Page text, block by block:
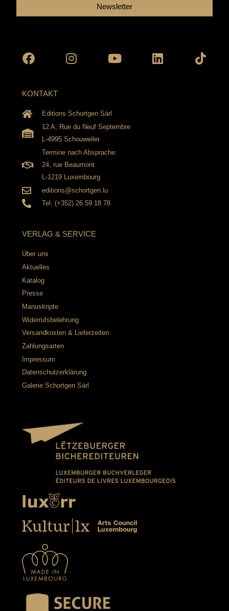
Newsletter
KONTAKT
Editions Schortgen Sàrl
12 A, Rue du Neuf Septembre
L-4995 Schouweiler
Termine nach Absprache:
24, rue Beaumont
L-1219 Luxembourg
editions@schortgen.lu
Tel: (+352) 26 59 18 78
VERLAG & SERVICE
Über uns
Aktuelles
Katalog
Presse
Manuskripte
Widerrufsbelehrung
Versandkosten & Lieferzeiten
Zahlungsarten
Impressum
Datenschutzerklärung
Galerie Schortgen Sàrl